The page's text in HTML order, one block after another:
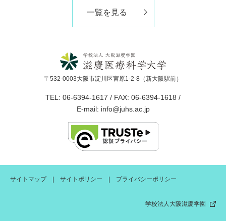
一覧を見る
〒532-0003大阪市淀川区宮原1-2-8（新大阪駅前）
TEL: 06-6394-1617 / FAX: 06-6394-1618 /
E-mail: info@juhs.ac.jp
サイトマップ サイトポリシー プライバシーポリシー
学校法人大阪滋慶学園